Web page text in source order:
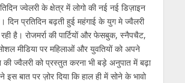
ज्वेलरी के क्षेत्र में लोगो की नई नई डिज़ाइन
दिन प्रतिदिन बढ़ती हुई महंगाई के युग मे ज्वैलरी
रही है। रोजमर्रा की पार्टियों और फेसबुक, स्नैपचैट,
मीडिया पर महिलाओं और युवतियों को अपने
की ज्वैलरी को प्रस्तुत करना भी बड़े अनुपात में बढ़ा
बात पर ज़ोर दिया कि हाल ही में सोने के भावो